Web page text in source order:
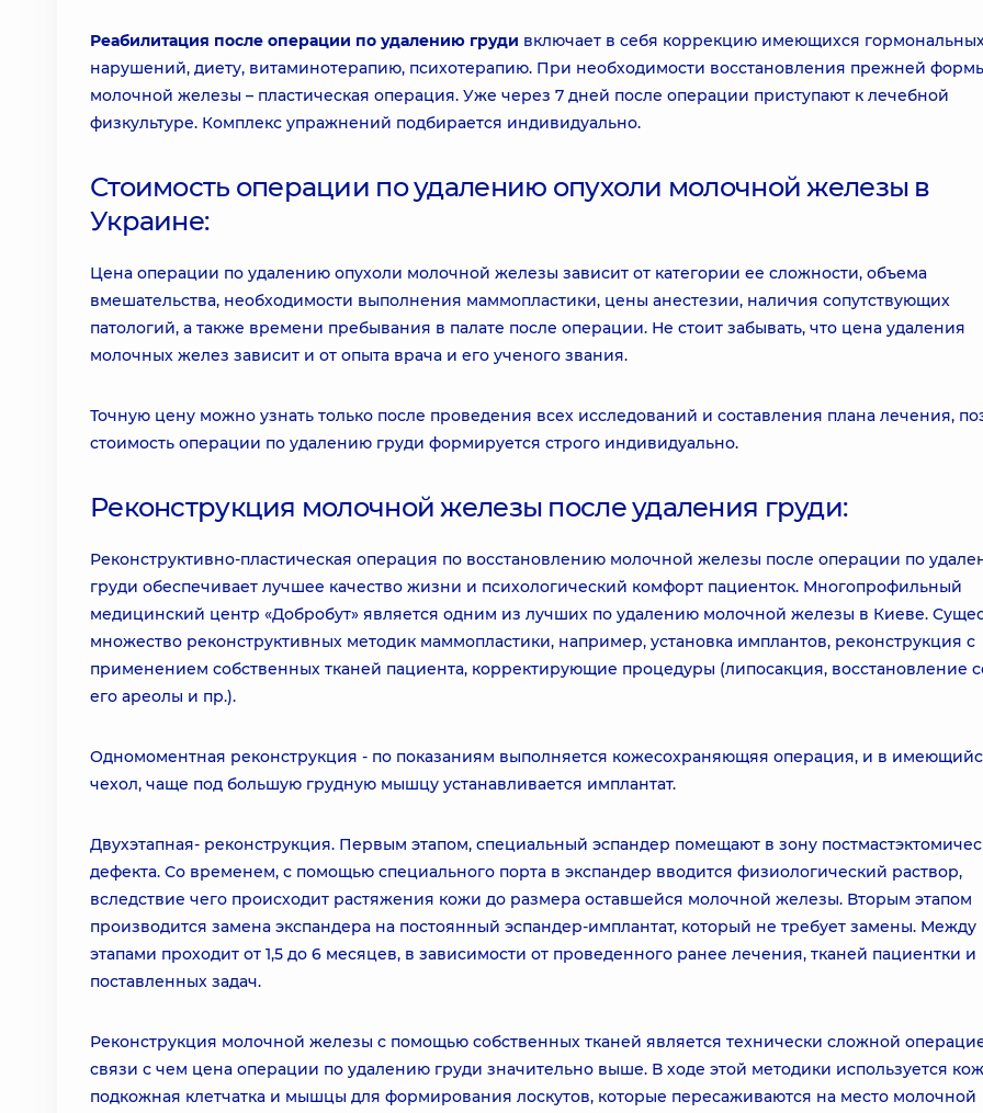
Реабилитация после операции по удалению груди включает в себя коррекцию имеющихся
нарушений, диету, витаминотерапию, психотерапию. При необходимости восстановления прежней
молочной железы – пластическая операция. Уже через 7 дней после операции приступают к лечебной
физкультуре. Комплекс упражнений подбирается индивидуально.
Стоимость операции по удалению опухоли молочной железы в
Украине:
Цена операции по удалению опухоли молочной железы зависит от категории ее сложности, объема
вмешательства, необходимости выполнения маммопластики, цены анестезии, наличия сопутствующих
патологий, а также времени пребывания в палате после операции. Не стоит забывать, что цена удаления
молочных желез зависит и от опыта врача и его ученого звания.
Точную цену можно узнать только после проведения всех исследований и составления плана лечения,
стоимость операции по удалению груди формируется строго индивидуально.
Реконструкция молочной железы после удаления груди:
Реконструктивно-пластическая операция по восстановлению молочной железы после операции по
груди обеспечивает лучшее качество жизни и психологический комфорт пациенток. Многопрофильный
медицинский центр «Добробут» является одним из лучших по удалению молочной железы в Киеве.
множество реконструктивных методик маммопластики, например, установка имплантов, реконструкция с
применением собственных тканей пациента, корректирующие процедуры (липосакция, восстановление
его ареолы и пр.).
Одномоментная реконструкция - по показаниям выполняется кожесохраняющяя операция, и в
чехол, чаще под большую грудную мышцу устанавливается имплантат.
Двухэтапная- реконструкция. Первым этапом, специальный эспандер помещают в зону
дефекта. Со временем, с помощью специального порта в экспандер вводится физиологический раствор,
вследствие чего происходит растяжения кожи до размера оставшейся молочной железы. Вторым этапом
производится замена экспандера на постоянный эспандер-имплантат, который не требует замены. Между
этапами проходит от 1,5 до 6 месяцев, в зависимости от проведенного ранее лечения, тканей пациентки и
поставленных задач.
Реконструкция молочной железы с помощью собственных тканей является технически сложной
связи с чем цена операции по удалению груди значительно выше. В ходе этой методики используется
подкожная клетчатка и мышцы для формирования лоскутов, которые пересаживаются на место молочной